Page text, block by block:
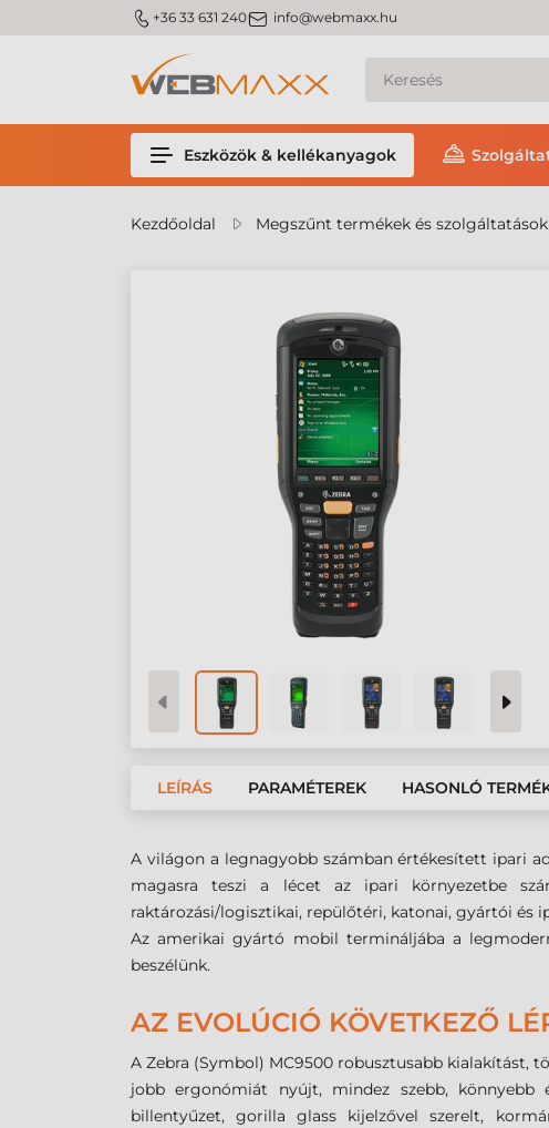
m_phone +36 33 631 240m_email info@webmaxx.hu
Eszközök & kellékanyagok
Kezdőoldal Megszűnt termékek és szolgáltatások
LEÍRÁS PARAMÉTEREK HASONLÓ
A világon a legnagyobb számban értékesített ipari
magasra teszi a lécet az ipari környezetbe
raktározási/logisztikai, repülőtéri, katonai, gyártói és
Az amerikai gyártó mobil termináljába a
beszélünk.
AZ EVOLÚCIÓ KÖVETKEZŐ
A Zebra (Symbol) MC9500 robusztusabb kialakítást,
jobb ergonómiát nyújt, mindez szebb, könnyebb
billentyűzet, gorilla glass kijelzővel szerelt,